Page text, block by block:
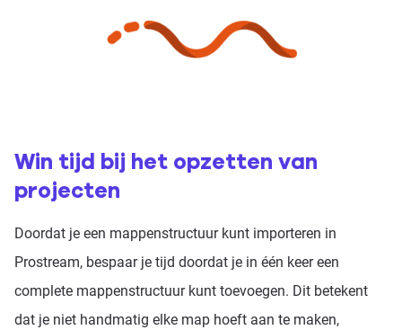
Win tijd bij het opzetten van
projecten
Doordat je een mappenstructuur kunt importeren in
Prostream, bespaar je tijd doordat je in één keer een
complete mappenstructuur kunt toevoegen. Dit betekent
dat je niet handmatig elke map hoeft aan te maken,